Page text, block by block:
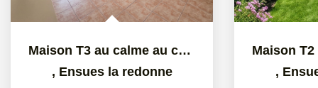
Maison T3 au calme au coeur d'Ensuès-la-Redonne
, Ensues la redonne ,